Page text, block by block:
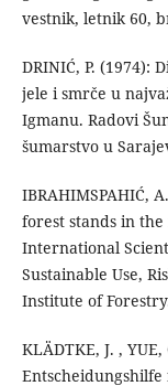
vestnik, letnik 60,
DRINIĆ, P. (1974):
jele i smrče u
Igmanu. Radovi
šumarstvo u
IBRAHIMSPAHIĆ,
forest stands in
International
Sustainable Use,
Institute of
KLÄDTKE, J. ,